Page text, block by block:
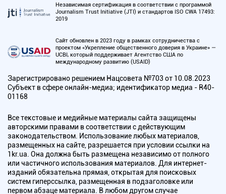
Независимая сертификация в соответствии с программой
Journalism Trust Initiative (JTI) и стандартов ISO CWA 17493:
2019
Сайт обновлен в 2023 году в рамках сотрудничества с
проектом «Укрепление общественного доверия в Украине» —
UCBI, который поддерживает Агентство США по
международному развитию (USAID)
Зарегистрировано решением Нацсовета №703 от 10.08.2023
Субъект в сфере онлайн-медиа; идентификатор медиа - R40-
01168
Все текстовые и медийные материалы сайта защищены
авторскими правами в соответствии с действующим
законодательством. Использование любых материалов,
размещенных на сайте, разрешается при условии ссылки на
1kr.ua. Она должна быть размещена независимо от полного
или частичного использования материалов. Для интернет-
изданий обязательна прямая, открытая для поисковых
систем гиперссылка, размещенная в подзаголовке или
первом абзаце материала. В любом другом случае